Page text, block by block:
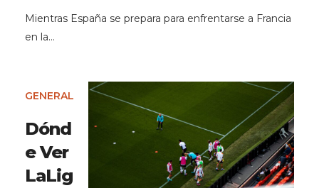
Mientras España se prepara para enfrentarse a Francia
en la…
GENERAL
Dónd
e Ver
LaLig